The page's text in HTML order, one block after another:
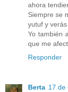
ahora
Siempre se
yutuf y
Yo también
que me
Responder
Berta 17 de